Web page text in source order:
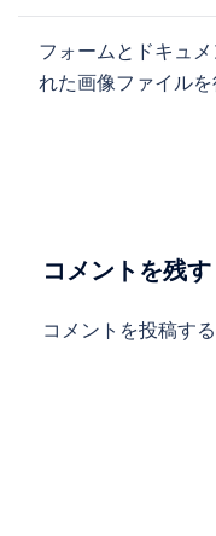
ゲ
ー
フォームとドキュ
れた画像ファイル
コメントを残す
コメントを投稿す